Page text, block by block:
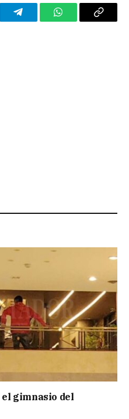
TelegramWhatsAppCopy
el gimnasio del